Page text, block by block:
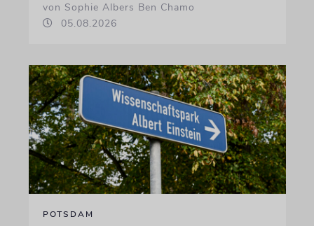
von Sophie Albers Ben Chamo
05.08.2026
POTSDAM